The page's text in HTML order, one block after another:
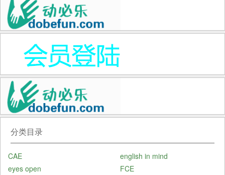
分类目录
CAE
english in mind
eyes open
FCE